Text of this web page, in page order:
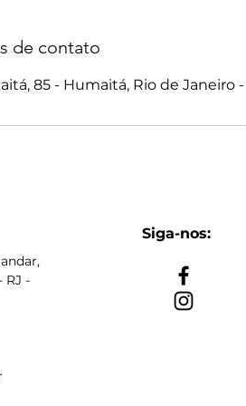
de contato
85 - Humaitá, Rio de Janeiro -
RJ -
Siga-nos: